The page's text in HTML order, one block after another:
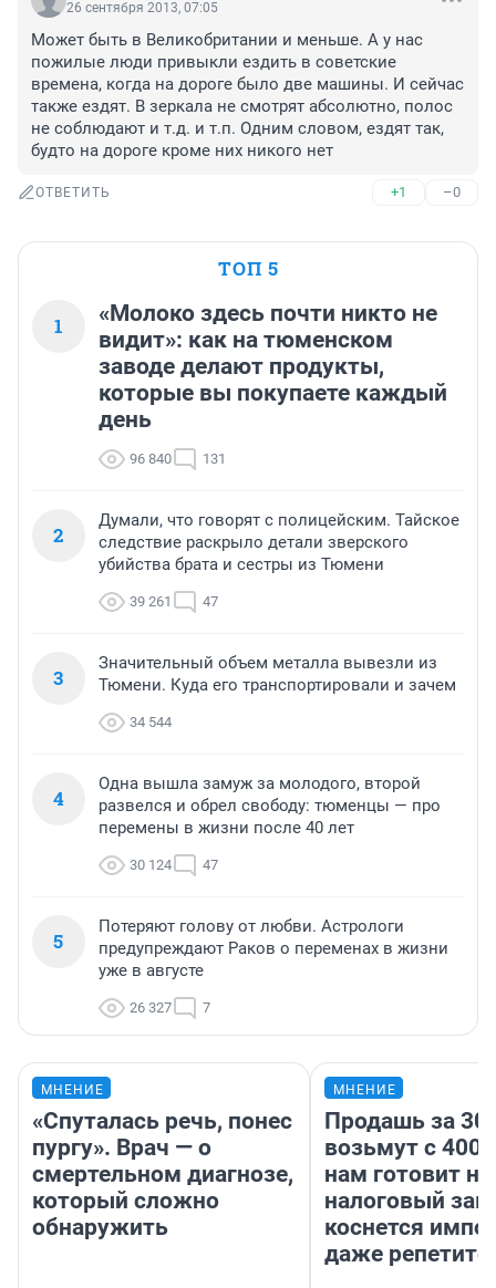
26 сентября 2013, 07:05
Может быть в Великобритании и меньше. А у нас
пожилые люди привыкли ездить в советские
времена, когда на дороге было две машины. И сейчас
также ездят. В зеркала не смотрят абсолютно, полос
не соблюдают и т.д. и т.п. Одним словом, ездят так,
будто на дороге кроме них никого нет
ОТВЕТИТЬ +1 –0
ТОП 5
1
«Молоко здесь почти никто не
видит»: как на тюменском
заводе делают продукты,
которые вы покупаете каждый
день
96 840 131
2
Думали, что говорят с полицейским. Тайское
следствие раскрыло детали зверского
убийства брата и сестры из Тюмени
39 261 47
3
Значительный объем металла вывезли из
Тюмени. Куда его транспортировали и зачем
34 544
4
Одна вышла замуж за молодого, второй
развелся и обрел свободу: тюменцы — про
перемены в жизни после 40 лет
30 124 47
5
Потеряют голову от любви. Астрологи
предупреждают Раков о переменах в жизни
уже в августе
26 327 7
МНЕНИЕ
«Спуталась речь, понес
пургу». Врач — о
смертельном диагнозе,
который сложно
обнаружить
МНЕНИЕ
Продашь за
возьмут с
нам готовит
налоговый
коснется
даже